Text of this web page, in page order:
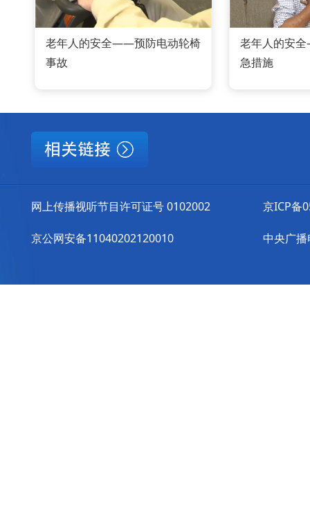
老年人的安全——预防电动轮椅
事故
老年人的安
急措施
网上传播视听节目许可证号 0102002
京公网安备11040202120010
京ICP备
中央广